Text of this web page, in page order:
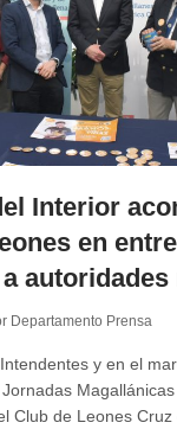
Interior
en
Departamento Prensa
y en el
Club de Leones